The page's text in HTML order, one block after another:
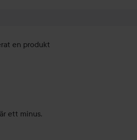
en produkt
ett minus.